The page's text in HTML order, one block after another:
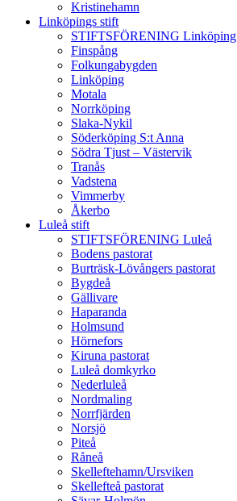
Kristinehamn
Linköpings stift
STIFTSFÖRENING Linköping
Finspång
Folkungabygden
Linköping
Motala
Norrköping
Slaka-Nykil
Söderköping S:t Anna
Södra Tjust – Västervik
Tranås
Vadstena
Vimmerby
Åkerbo
Luleå stift
STIFTSFÖRENING Luleå
Bodens pastorat
Burträsk-Lövångers pastorat
Bygdeå
Gällivare
Haparanda
Holmsund
Hörnefors
Kiruna pastorat
Luleå domkyrko
Nederluleå
Nordmaling
Norrfjärden
Norsjö
Piteå
Råneå
Skelleftehamn/Ursviken
Skellefteå pastorat